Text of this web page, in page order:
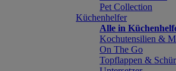
Pet Collection
Küchenhelfer
Alle in
Kochutensilien &
On The Go
Topflappen &